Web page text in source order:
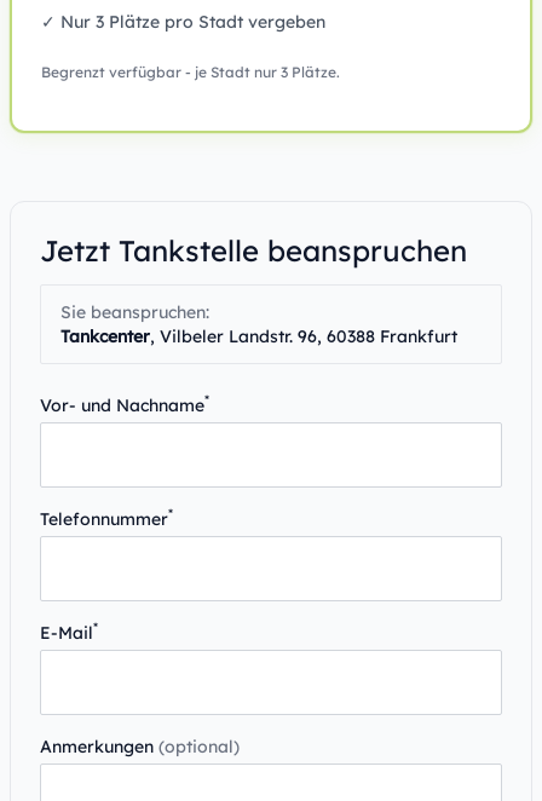
✓ Nur 3 Plätze pro Stadt vergeben
Begrenzt verfügbar - je Stadt nur 3 Plätze.
Jetzt Tankstelle beanspruchen
Sie beanspruchen:
Tankcenter, Vilbeler Landstr. 96, 60388 Frankfurt
Vor- und Nachname*
Telefonnummer*
E-Mail*
Anmerkungen (optional)